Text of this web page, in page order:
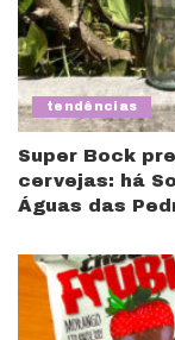
tendências
Super Bock
cervejas: há
Águas das